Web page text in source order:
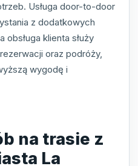
Usługa door-to-door
z dodatkowych
obsługa klienta służy
oraz podróży,
wygodę i
na trasie z
La